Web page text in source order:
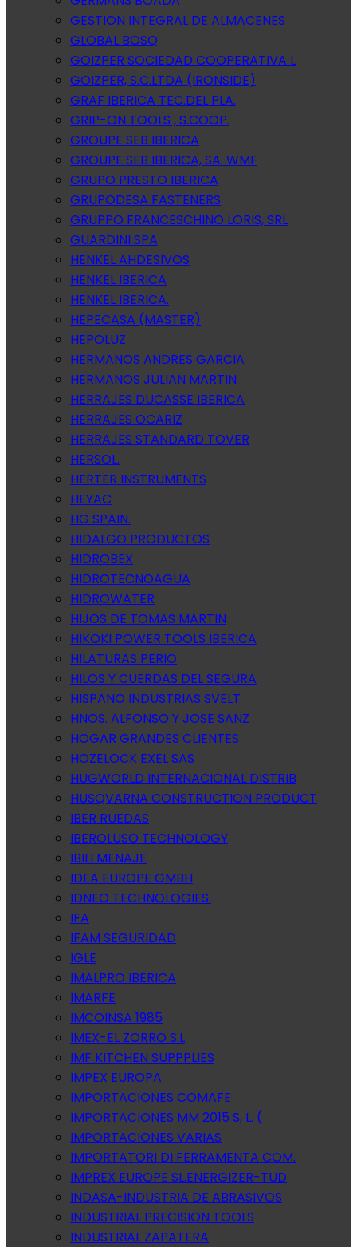
GESTION INTEGRAL DE ALMACENES
GLOBAL BOSQ
GOIZPER SOCIEDAD COOPERATIVA L
GOIZPER, S.C.LTDA (IRONSIDE)
GRAF IBERICA TEC.DEL PLA.
GRIP-ON TOOLS , S.COOP.
GROUPE SEB IBERICA
GROUPE SEB IBERICA, SA. WMF
GRUPO PRESTO IBERICA
GRUPODESA FASTENERS
GRUPPO FRANCESCHINO LORIS, SRL
GUARDINI SPA
HENKEL AHDESIVOS
HENKEL IBERICA
HENKEL IBERICA.
HEPECASA (MASTER)
HEPOLUZ
HERMANOS ANDRES GARCIA
HERMANOS JULIAN MARTIN
HERRAJES DUCASSE IBERICA
HERRAJES OCARIZ
HERRAJES STANDARD TOVER
HERSOL.
HERTER INSTRUMENTS
HEYAC
HG SPAIN.
HIDALGO PRODUCTOS
HIDROBEX
HIDROTECNOAGUA
HIDROWATER
HIJOS DE TOMAS MARTIN
HIKOKI POWER TOOLS IBERICA
HILATURAS PERIO
HILOS Y CUERDAS DEL SEGURA
HISPANO INDUSTRIAS SVELT
HNOS. ALFONSO Y JOSE SANZ
HOGAR GRANDES CLIENTES
HOZELOCK EXEL SAS
HUGWORLD INTERNACIONAL DISTRIB
HUSQVARNA CONSTRUCTION PRODUCT
IBER RUEDAS
IBEROLUSO TECHNOLOGY
IBILI MENAJE
IDEA EUROPE GMBH
IDNEO TECHNOLOGIES.
IFA
IFAM SEGURIDAD
IGLE
IMALPRO IBERICA
IMARFE
IMCOINSA 1985
IMEX-EL ZORRO S.L
IMF KITCHEN SUPPPLIES
IMPEX EUROPA
IMPORTACIONES COMAFE
IMPORTACIONES MM 2015 S, L. (
IMPORTACIONES VARIAS
IMPORTATORI DI FERRAMENTA COM.
IMPREX EUROPE SL.ENERGIZER-TUD
INDASA-INDUSTRIA DE ABRASIVOS
INDUSTRIAL PRECISION TOOLS
INDUSTRIAL ZAPATERA